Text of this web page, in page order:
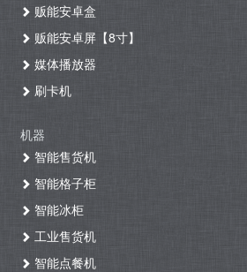
贩能安卓盒
贩能安卓屏【8寸】
媒体播放器
刷卡机
机器
智能售货机
智能格子柜
智能冰柜
工业售货机
智能点餐机